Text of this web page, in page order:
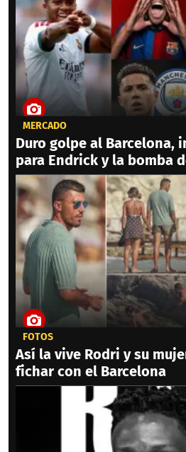
MERCADO
Duro golpe al Barcelona,
para Endrick y la bomba
FOTOS
Así la vive Rodri y su
fichar con el Barcelona